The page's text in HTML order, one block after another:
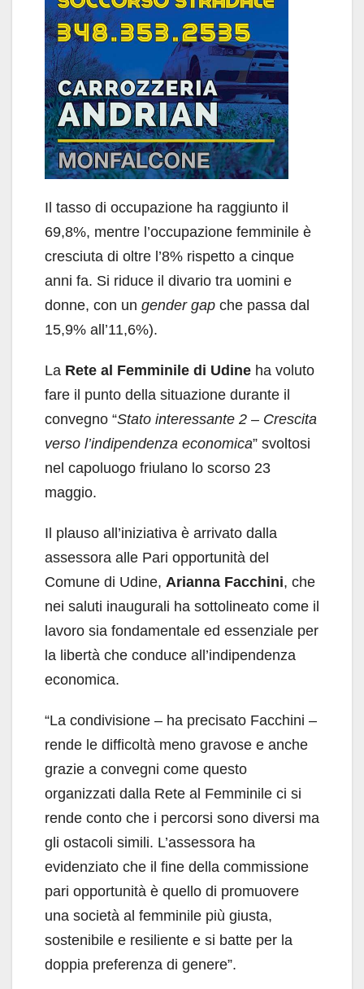
Il tasso di occupazione ha raggiunto il
69,8%, mentre l’occupazione femminile è
cresciuta di oltre l’8% rispetto a cinque
anni fa. Si riduce il divario tra uomini e
donne, con un gender gap che passa dal
15,9% all’11,6%).
La Rete al Femminile di Udine ha voluto
fare il punto della situazione durante il
convegno “Stato interessante 2 – Crescita
verso l’indipendenza economica” svoltosi
nel capoluogo friulano lo scorso 23
maggio.
Il plauso all’iniziativa è arrivato dalla
assessora alle Pari opportunità del
Comune di Udine, Arianna Facchini, che
nei saluti inaugurali ha sottolineato come il
lavoro sia fondamentale ed essenziale per
la libertà che conduce all’indipendenza
economica.
“La condivisione – ha precisato Facchini –
rende le difficoltà meno gravose e anche
grazie a convegni come questo
organizzati dalla Rete al Femminile ci si
rende conto che i percorsi sono diversi ma
gli ostacoli simili. L’assessora ha
evidenziato che il fine della commissione
pari opportunità è quello di promuovere
una società al femminile più giusta,
sostenibile e resiliente e si batte per la
doppia preferenza di genere”.